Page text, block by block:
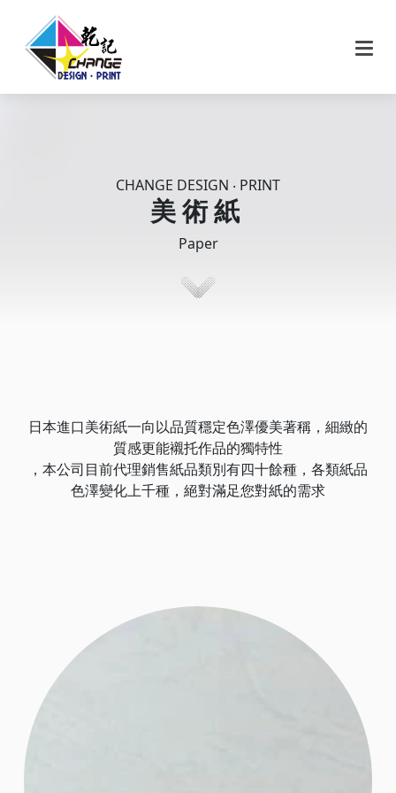
CHANGE DESIGN ‧ PRINT
美 術 紙
Paper
日本進口美術紙一向以品質穩定色澤優美著稱，細緻的
質感更能襯托作品的獨特性
，本公司目前代理銷售紙品類別有四十餘種，各類紙品
色澤變化上千種，絕對滿足您對紙的需求